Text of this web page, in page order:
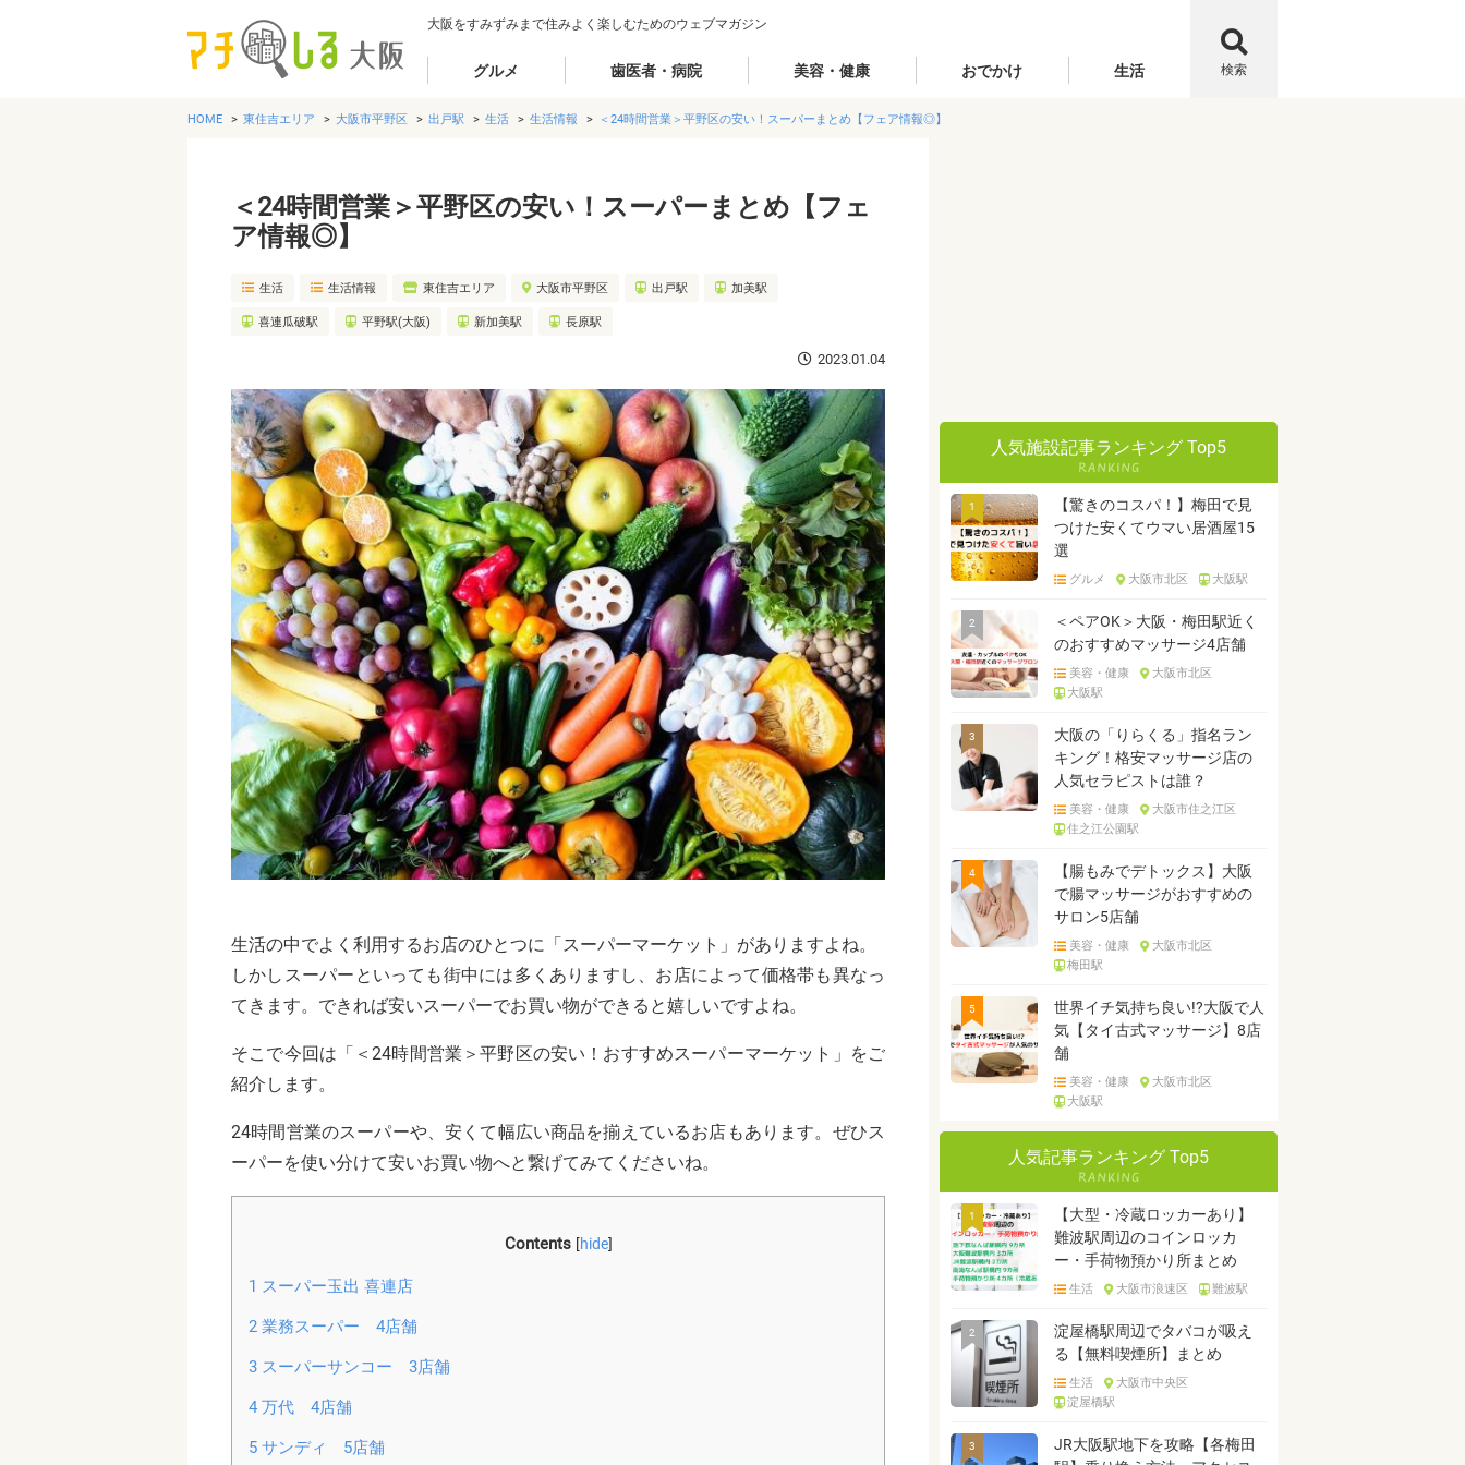
大阪をすみずみまで住みよく楽しむためのウェブマガジン
グルメ 歯医者・病院 美容・健康 おでかけ 生活 検索
HOME 東住吉エリア 大阪市平野区 出戸駅 生活 生活情報 ＜24時間営業＞平野区の安い！スーパーまとめ【フェア情報◎】
＜24時間営業＞平野区の安い！スーパーまとめ【フェ
ア情報◎】
生活 生活情報 東住吉エリア 大阪市平野区 出戸駅 加美駅
喜連瓜破駅 平野駅(大阪) 新加美駅 長原駅
2023.01.04
生活の中でよく利用するお店のひとつに「スーパーマーケット」がありますよね。
しかしスーパーといっても街中には多くありますし、お店によって価格帯も異なっ
てきます。できれば安いスーパーでお買い物ができると嬉しいですよね。
そこで今回は「＜24時間営業＞平野区の安い！おすすめスーパーマーケット」をご
紹介します。
24時間営業のスーパーや、安くて幅広い商品を揃えているお店もあります。ぜひス
ーパーを使い分けて安いお買い物へと繋げてみてくださいね。
Contents [hide]
1 スーパー玉出 喜連店
2業務スーパー 4店舗
3スーパーサンコー 3店舗
4万代 4店舗
5サンディ 5店舗
人気施設記事ランキング Top5
1
【驚きのコスパ！】梅田で見
つけた安くてウマい居酒屋15
選
グルメ 大阪市北区 大阪駅
2
＜ペアOK＞大阪・梅田駅近く
のおすすめマッサージ4店舗
美容・健康
大阪市北区
大阪駅
3
大阪の「りらくる」指名ラン
キング！格安マッサージ店の
人気セラピストは誰？
美容・健康
大阪市住之江区
住之江公園駅
4
【腸もみでデトックス】大阪
で腸マッサージがおすすめの
サロン5店舗
美容・健康
大阪市北区
梅田駅
5
世界イチ気持ち良い!?大阪で人
気【タイ古式マッサージ】8店
舗
美容・健康
大阪市北区
大阪駅
人気記事ランキング Top5
1
【大型・冷蔵ロッカーあり】
難波駅周辺のコインロッカ
ー・手荷物預かり所まとめ
生活 大阪市浪速区 難波駅
2
淀屋橋駅周辺でタバコが吸え
る【無料喫煙所】まとめ
生活
大阪市中央区
淀屋橋駅
3
JR大阪駅地下を攻略【各梅田